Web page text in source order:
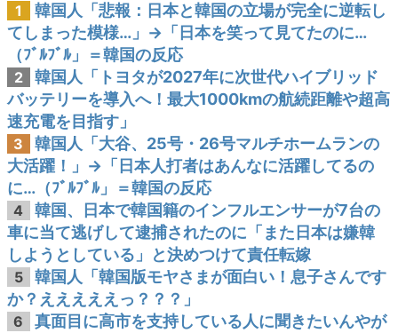
1
韓国人「悲報：日本と韓国の立場が完全に逆転し
てしまった模様…」→「日本を笑って見てたのに…
（ﾌﾞﾙﾌﾞﾙ」＝韓国の反応
2
韓国人「トヨタが2027年に次世代ハイブリッド
バッテリーを導入へ！最大1000kmの航続距離や超高
速充電を目指す」
3
韓国人「大谷、25号・26号マルチホームランの
大活躍！」→「日本人打者はあんなに活躍してるの
に…（ﾌﾞﾙﾌﾞﾙ」＝韓国の反応
4
韓国、日本で韓国籍のインフルエンサーが7台の
車に当て逃げして逮捕されたのに「また日本は嫌韓
しようとしている」と決めつけて責任転嫁
5
韓国人「韓国版モヤさまが面白い！息子さんです
か？えええええっ？？？」
6 真面目に高市を支持している人に聞きたいんやが